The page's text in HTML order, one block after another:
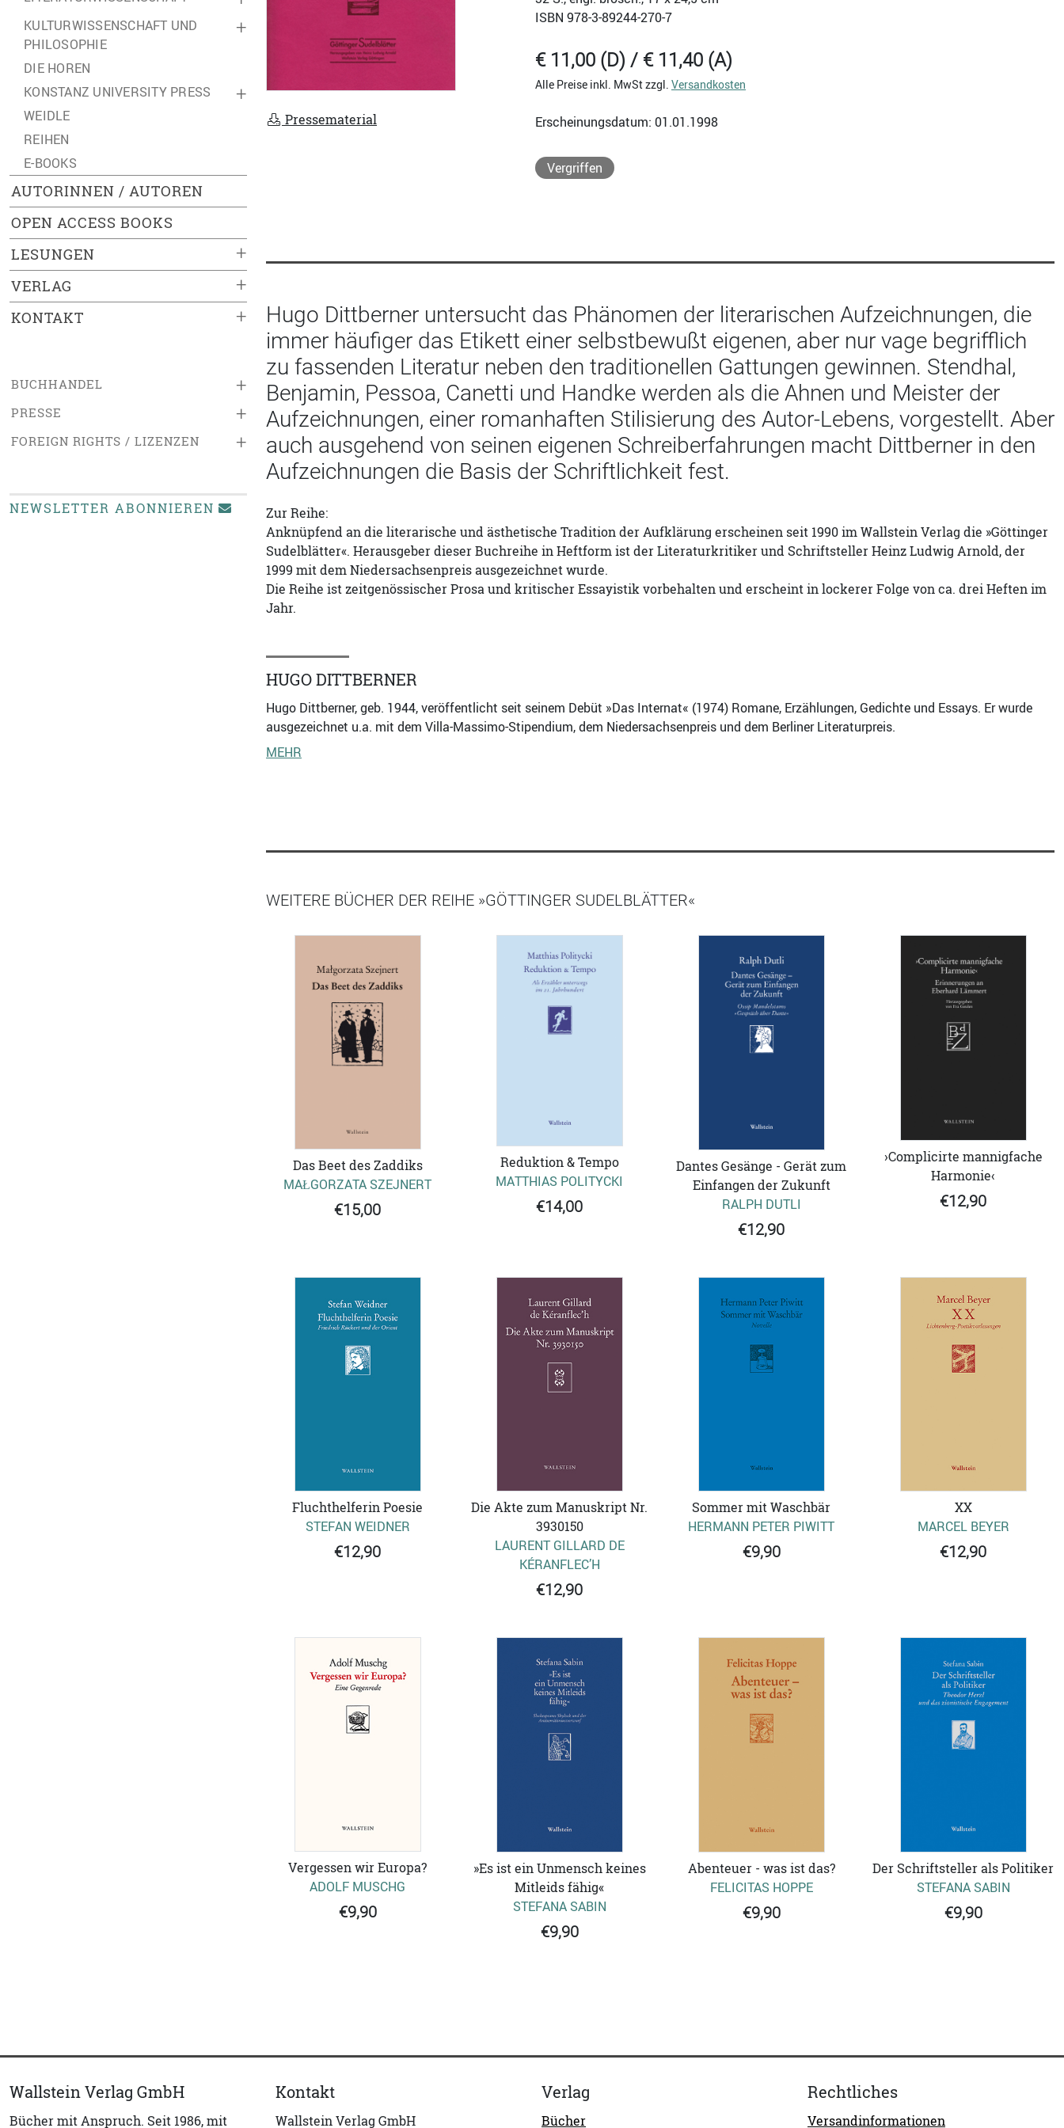
+
KULTURWISSENSCHAFT UND
PHILOSOPHIE
DIE HOREN
+
KONSTANZ UNIVERSITY PRESS
WEIDLE
REIHEN
E-BOOKS
AUTORINNEN / AUTOREN
OPEN ACCESS BOOKS
+
LESUNGEN
+
VERLAG
+
KONTAKT
+
BUCHHANDEL
+
PRESSE
+
FOREIGN RIGHTS / LIZENZEN
NEWSLETTER ABONNIEREN
Pressematerial
ISBN 978-3-89244-270-7
€ 11,00 (D) / € 11,40 (A)
Alle Preise inkl. MwSt zzgl. Versandkosten
Erscheinungsdatum: 01.01.1998
Vergriffen
Hugo Dittberner untersucht das Phänomen der literarischen Aufzeichnungen, die
immer häufiger das Etikett einer selbstbewußt eigenen, aber nur vage begrifflich
zu fassenden Literatur neben den traditionellen Gattungen gewinnen. Stendhal,
Benjamin, Pessoa, Canetti und Handke werden als die Ahnen und Meister der
Aufzeichnungen, einer romanhaften Stilisierung des Autor-Lebens, vorgestellt. Aber
auch ausgehend von seinen eigenen Schreiberfahrungen macht Dittberner in den
Aufzeichnungen die Basis der Schriftlichkeit fest.
Zur Reihe:
Anknüpfend an die literarische und ästhetische Tradition der Aufklärung erscheinen seit 1990 im Wallstein Verlag die »Göttinger
Sudelblätter«. Herausgeber dieser Buchreihe in Heftform ist der Literaturkritiker und Schriftsteller Heinz Ludwig Arnold, der
1999 mit dem Niedersachsenpreis ausgezeichnet wurde.
Die Reihe ist zeitgenössischer Prosa und kritischer Essayistik vorbehalten und erscheint in lockerer Folge von ca. drei Heften im
Jahr.
HUGO DITTBERNER
Hugo Dittberner, geb. 1944, veröffentlicht seit seinem Debüt »Das Internat« (1974) Romane, Erzählungen, Gedichte und Essays. Er wurde
ausgezeichnet u.a. mit dem Villa-Massimo-Stipendium, dem Niedersachsenpreis und dem Berliner Literaturpreis.
MEHR
WEITERE BÜCHER DER REIHE »GÖTTINGER SUDELBLÄTTER«
Das Beet des Zaddiks
MAŁGORZATA SZEJNERT
€15,00
Reduktion & Tempo
MATTHIAS POLITYCKI
€14,00
Dantes Gesänge - Gerät zum
Einfangen der Zukunft
RALPH DUTLI
€12,90
›Complicirte mannigfache
Harmonie‹
€12,90
Fluchthelferin Poesie
STEFAN WEIDNER
€12,90
Die Akte zum Manuskript Nr.
3930150
LAURENT GILLARD DE
KÉRANFLEC’H
€12,90
Sommer mit Waschbär
HERMANN PETER PIWITT
€9,90
XX
MARCEL BEYER
€12,90
Vergessen wir Europa?
ADOLF MUSCHG
€9,90
»Es ist ein Unmensch keines
Mitleids fähig«
STEFANA SABIN
€9,90
Abenteuer - was ist das?
FELICITAS HOPPE
€9,90
Der Schriftsteller als Politiker
STEFANA SABIN
€9,90
Wallstein Verlag GmbH
Bücher mit Anspruch. Seit 1986, mit
Kontakt
Wallstein Verlag GmbH
Verlag
Bücher
Rechtliches
Versandinformationen